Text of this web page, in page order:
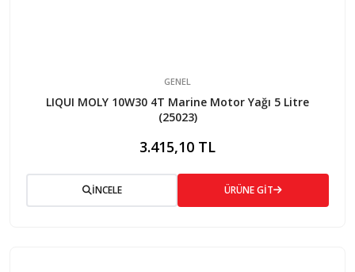
GENEL
LIQUI MOLY 10W30 4T Marine Motor Yağı 5 Litre
(25023)
3.415,10 TL
İNCELE ÜRÜNE GİT